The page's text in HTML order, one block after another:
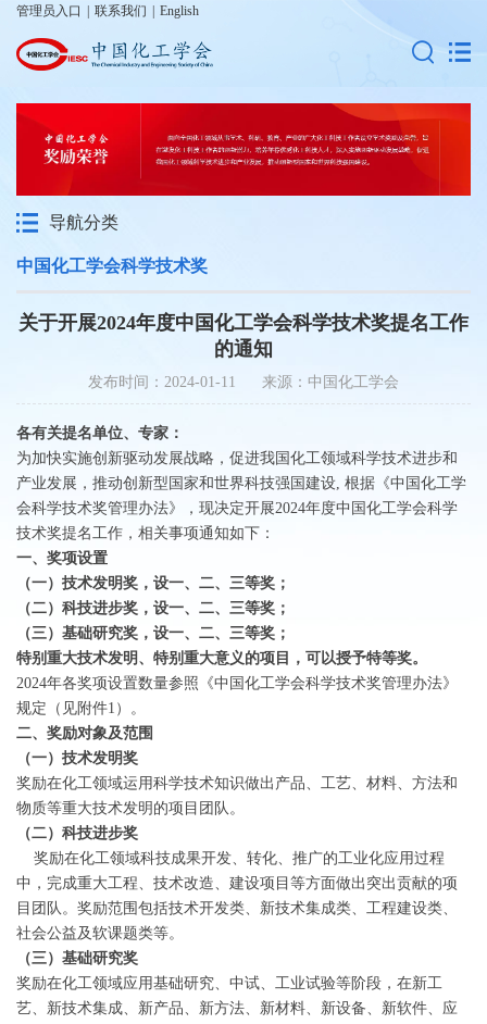
管理员入口 联系我们 English
导航分类
中国化工学会科学技术奖
关于开展2024年度中国化工学会科学技术奖提名工作
的通知
发布时间：2024-01-11 来源：中国化工学会
各有关提名单位、专家：
为加快实施创新驱动发展战略，促进我国化工领域科学技术进步和
产业发展，推动创新型国家和世界科技强国建设, 根据《中国化工学
会科学技术奖管理办法》，现决定开展2024年度中国化工学会科学
技术奖提名工作，相关事项通知如下：
一、奖项设置
（一）技术发明奖，设一、二、三等奖；
（二）科技进步奖，设一、二、三等奖；
（三）基础研究奖，设一、二、三等奖；
特别重大技术发明、特别重大意义的项目，可以授予特等奖。
2024年各奖项设置数量参照《中国化工学会科学技术奖管理办法》
规定（见附件1）。
二、奖励对象及范围
（一）技术发明奖
奖励在化工领域运用科学技术知识做出产品、工艺、材料、方法和
物质等重大技术发明的项目团队。
（二）科技进步奖
奖励在化工领域科技成果开发、转化、推广的工业化应用过程
中，完成重大工程、技术改造、建设项目等方面做出突出贡献的项
目团队。奖励范围包括技术开发类、新技术集成类、工程建设类、
社会公益及软课题类等。
（三）基础研究奖
奖励在化工领域应用基础研究、中试、工业试验等阶段，在新工
艺、新技术集成、新产品、新方法、新材料、新设备、新软件、应